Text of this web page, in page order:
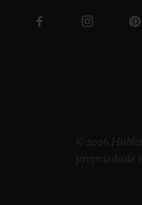
© 2026
propriedade